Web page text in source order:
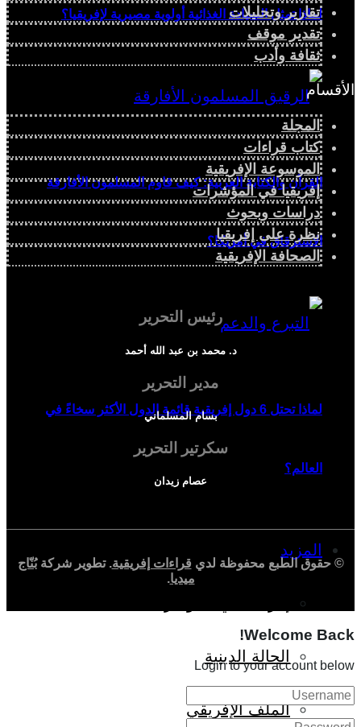
لماذا تمثل السيادة الغذائية أولوية مصيرية لإفريقيا؟
القرآن والكتابة العربية: كيف قاوم المسلمون الأفارقة
الاسترقاق في أمريكا؟
لماذا تحتل 6 دول إفريقية قائمة الدول الأكثر سخاءً في
العالم؟
المزيد
الحالة الدينية
الملف الإفريقي
تقارير وتحليلات
تقدير موقف
ثقافة وأدب
الأقسام
المجلة
كتاب قراءات
الموسوعة الإفريقية
إفريقيا في المؤشرات
دراسات وبحوث
نظرة على إفريقيا
الصحافة الإفريقية
رئيس التحرير
د. محمد بن عبد الله أحمد
مدير التحرير
بسام المسلماني
سكرتير التحرير
عصام زيدان
© حقوق الطبع محفوظة لدي قراءات إفريقية. تطوير شركةبُنّاج
ميديا.
Welcome Back!
Login to your account below